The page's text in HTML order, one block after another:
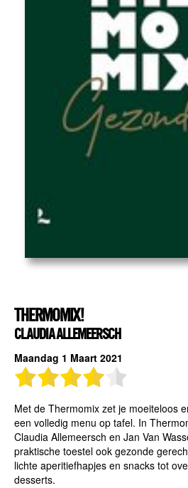
THERMOMIX!
CLAUDIA ALLEMEERSCH
Maandag 1 Maart 2021
Met de Thermomix zet je moeiteloos
een volledig menu op tafel. In
Claudia Allemeersch en Jan Van
praktische toestel ook gezonde
lichte aperitiefhapjes en snacks tot
desserts.